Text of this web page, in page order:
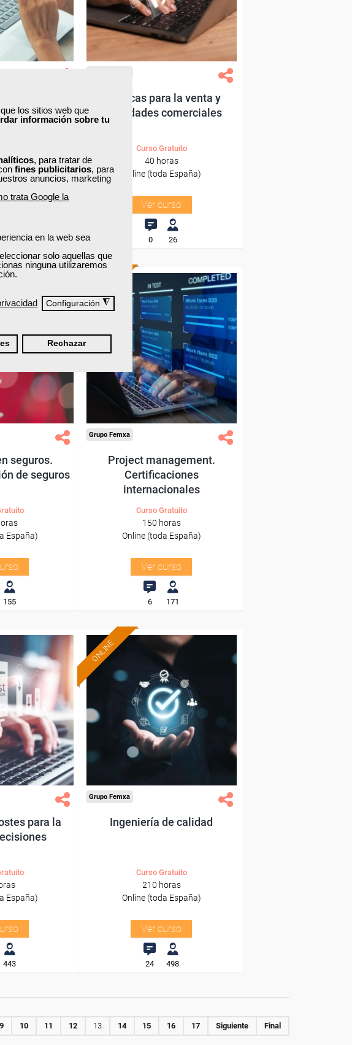
que los sitios web que
información sobre tu
, para tratar de
fines publicitarios, para
anuncios, marketing
trata Google la
en la web sea
solo aquellas que
ninguna utilizaremos
Configuración ◮
Rechazar
Sector
y
virtuales
España)
1
Sector
-Grandes Almacenes.
Técnicas para la venta y
habilidades comerciales
Curso Gratuito
40 horas
Online (toda España)
Ver curso
0 26
100%
Sector
seguros.
de seguros
España)
155
Formación 100%
subvencionada.
Para desempleados,
trabajadores y autónomos.
Sector
-Metal.
Grupo Femxa
Project management.
Certificaciones
internacionales
Curso Gratuito
150 horas
Online (toda España)
Ver curso
6 171
100%
Sector
para la
España)
443
ONLINE
Formación 100%
subvencionada.
Para desempleados,
trabajadores y autónomos.
Sector
-Metal.
Grupo Femxa
Ingeniería de calidad
Curso Gratuito
210 horas
Online (toda España)
Ver curso
24 498
9 10 11 12 13 14 15 16 17 Siguiente Final